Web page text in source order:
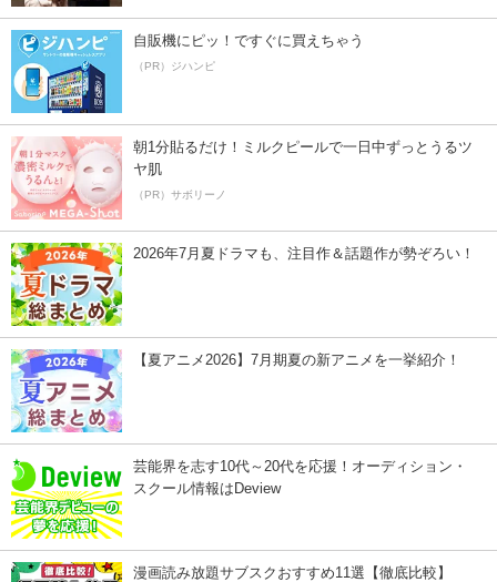
自販機にピッ！ですぐに買えちゃう
（PR）ジハンピ
朝1分貼るだけ！ミルクピールで一日中ずっとうるツ
ヤ肌
（PR）サボリーノ
2026年7月夏ドラマも、注目作＆話題作が勢ぞろい！
【夏アニメ2026】7月期夏の新アニメを一挙紹介！
芸能界を志す10代～20代を応援！オーディション・
スクール情報はDeview
漫画読み放題サブスクおすすめ11選【徹底比較】